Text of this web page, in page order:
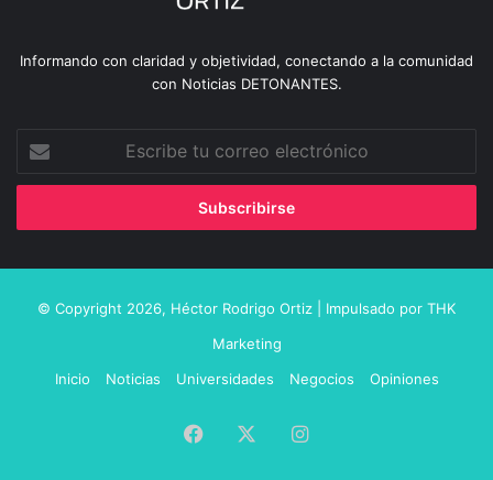
Informando con claridad y objetividad, conectando a la comunidad
con Noticias DETONANTES.
correo
© Copyright 2026, Héctor Rodrigo Ortiz | Impulsado por THK
Marketing
Inicio
Noticias Universidades Negocios Opiniones
Facebook Instagram